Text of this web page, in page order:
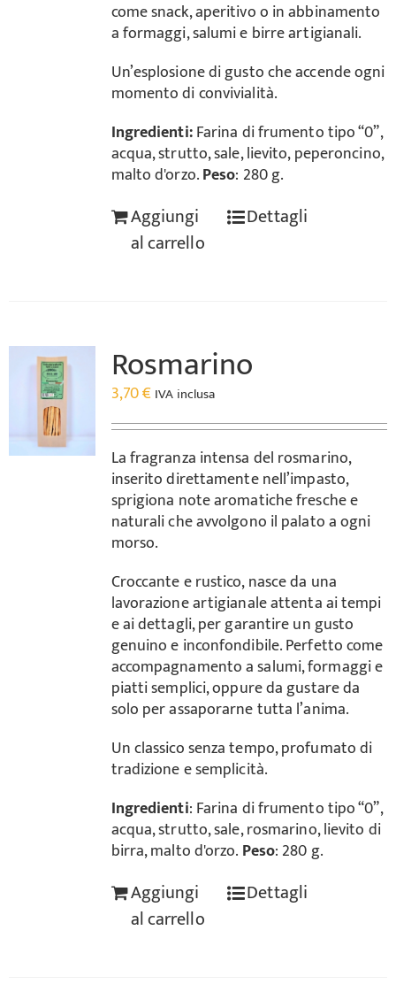
come snack, aperitivo o in abbinamento
a formaggi, salumi e birre artigianali.
Un’esplosione di gusto che accende ogni
momento di convivialità.
Ingredienti:Farina di frumento tipo “0”,
acqua, strutto, sale, lievito, peperoncino,
malto d'orzo.Peso: 280 g.
Aggiungi
al carrello
Dettagli
Rosmarino
3,70€ IVA inclusa
La fragranza intensa del rosmarino,
inserito direttamente nell’impasto,
sprigiona note aromatiche fresche e
naturali che avvolgono il palato a ogni
morso.
Croccante e rustico, nasce da una
lavorazione artigianale attenta ai tempi
e ai dettagli, per garantire un gusto
genuino e inconfondibile. Perfetto come
accompagnamento a salumi, formaggi e
piatti semplici, oppure da gustare da
solo per assaporarne tutta l’anima.
Un classico senza tempo, profumato di
tradizione e semplicità.
Ingredienti: Farina di frumento tipo “0”,
acqua, strutto, sale, rosmarino, lievito di
birra, malto d'orzo. Peso: 280 g.
Aggiungi
al carrello
Dettagli